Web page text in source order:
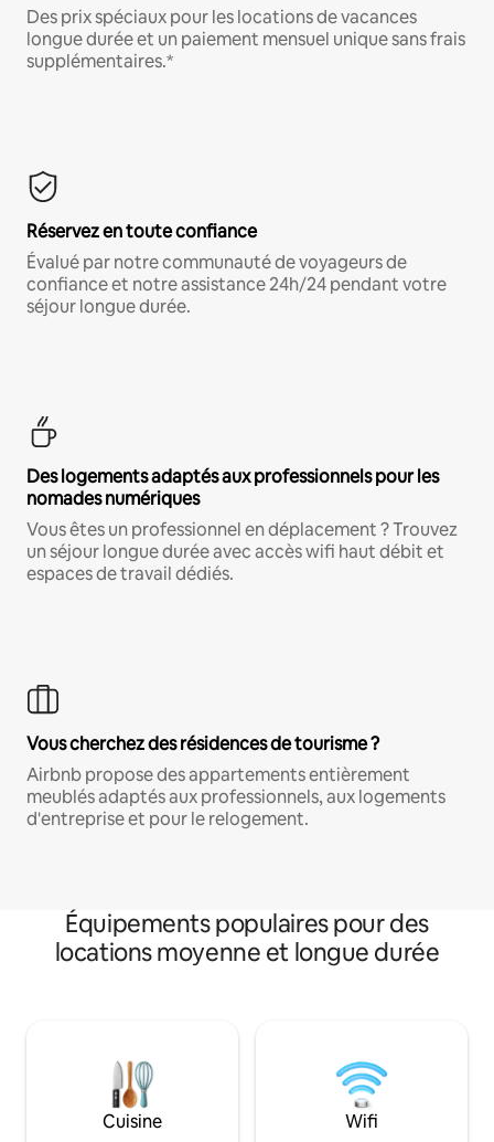
Des prix spéciaux pour les locations de vacances
longue durée et un paiement mensuel unique sans frais
supplémentaires.*
Réservez en toute confiance
Évalué par notre communauté de voyageurs de
confiance et notre assistance 24h/24 pendant votre
séjour longue durée.
Des logements adaptés aux professionnels pour les
nomades numériques
Vous êtes un professionnel en déplacement ? Trouvez
un séjour longue durée avec accès wifi haut débit et
espaces de travail dédiés.
Vous cherchez des résidences de tourisme ?
Airbnb propose des appartements entièrement
meublés adaptés aux professionnels, aux logements
d'entreprise et pour le relogement.
Équipements populaires pour des
locations moyenne et longue durée
Cuisine Wifi